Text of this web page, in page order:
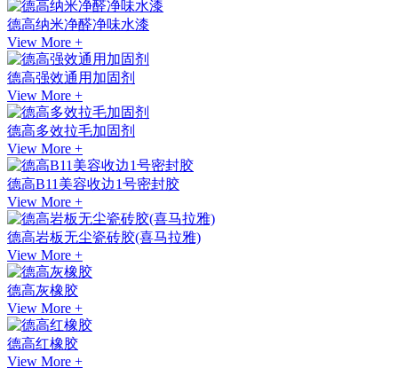
德高纳米净醛净味水漆
View More +
德高强效通用加固剂
View More +
德高多效拉毛加固剂
View More +
德高B11美容收边1号密封胶
View More +
德高岩板无尘瓷砖胶(喜马拉雅)
View More +
德高灰橡胶
View More +
德高红橡胶
View More +